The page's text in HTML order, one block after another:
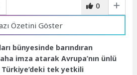
0
Özetini Göster
bünyesinde barındıran
imza atarak Avrupa’nın ünlü
Türkiye’deki tek yetkili